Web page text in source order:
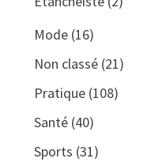
Mode(16)
Non classé(21)
Pratique(108)
Santé(40)
Sports (31)